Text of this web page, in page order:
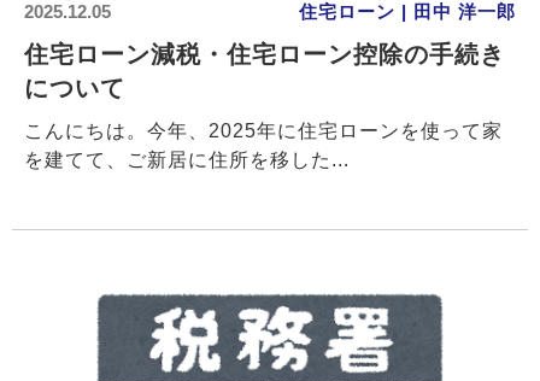
2025.12.05 住宅ローン | 田中 洋一郎
住宅ローン減税・住宅ローン控除の手続き
について
こんにちは。今年、2025年に住宅ローンを使って家
を建てて、ご新居に住所を移した...